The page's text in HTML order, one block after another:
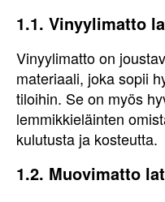
1.1. Vinyylimatto
Vinyylimatto on
materiaali, joka sopii
tiloihin. Se on myös
lemmikkieläinten
kulutusta ja kosteutta.
1.2. Muovimatto